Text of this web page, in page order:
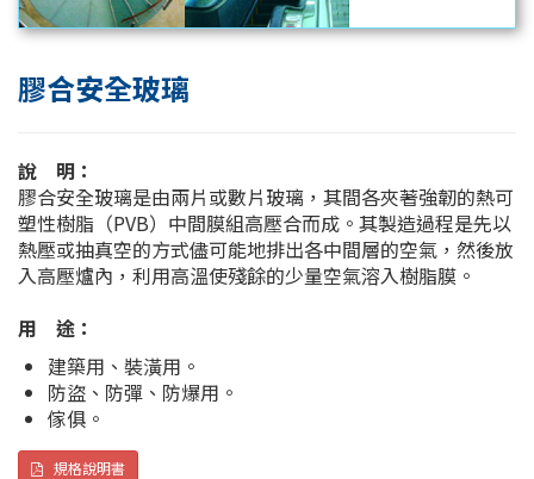
膠合安全玻璃
說 明：
膠合安全玻璃是由兩片或數片玻璃，其間各夾著強韌的熱可
塑性樹脂（PVB）中間膜組高壓合而成。其製造過程是先以
熱壓或抽真空的方式儘可能地排出各中間層的空氣，然後放
入高壓爐內，利用高溫使殘餘的少量空氣溶入樹脂膜。
用 途：
建築用、裝潢用。
防盜、防彈、防爆用。
傢俱。
規格說明書